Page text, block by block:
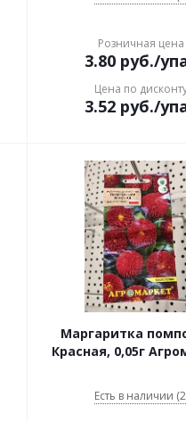
Розничная цена
3.80руб./
Цена по
3.52руб./
Маргаритка
Красная, 0,05г
Есть в наличии